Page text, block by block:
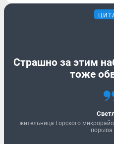
Страшно за этим
тоже
жительница Горского
порыва